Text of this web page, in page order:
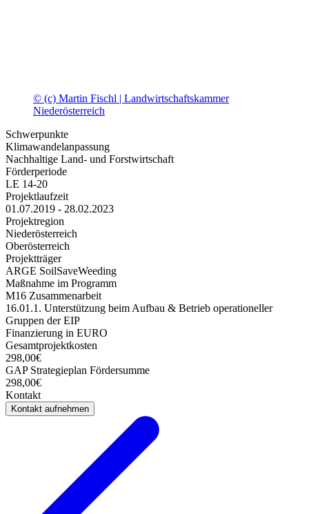
© (c) Martin Fischl | Landwirtschaftskammer
Niederösterreich
Schwerpunkte
Klimawandelanpassung
Nachhaltige Land- und Forstwirtschaft
Förderperiode
LE 14-20
Projektlaufzeit
01.07.2019 - 28.02.2023
Projektregion
Niederösterreich
Oberösterreich
Projektträger
ARGE SoilSaveWeeding
Maßnahme im Programm
M16 Zusammenarbeit
16.01.1. Unterstützung beim Aufbau & Betrieb operationeller
Gruppen der EIP
Finanzierung in EURO
Gesamtprojektkosten
298,00€
GAP Strategieplan Fördersumme
298,00€
Kontakt
Kontakt aufnehmen